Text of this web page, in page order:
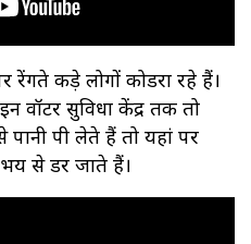
कीड़े लोगों कोडरा रहे हैं।
वॉटर सुविधा केंद्र तक तो
पी लेते हैं तो यहां पर
से डर जाते हैं।